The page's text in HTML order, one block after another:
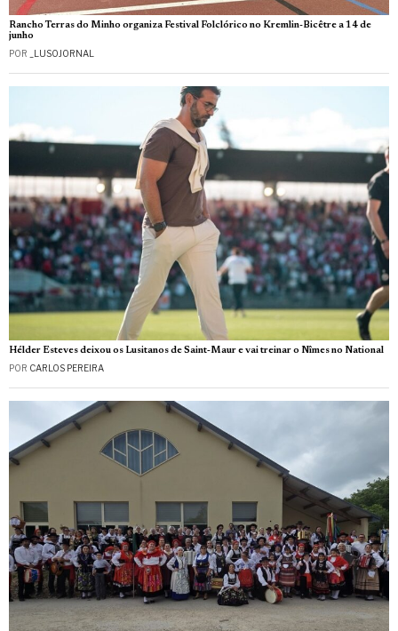
Rancho Terras do Minho organiza Festival Folclórico no Kremlin-Bicêtre a 14 de
junho
POR _LUSOJORNAL
Hélder Esteves deixou os Lusitanos de Saint‑Maur e vai treinar o Nîmes no National
POR CARLOS PEREIRA